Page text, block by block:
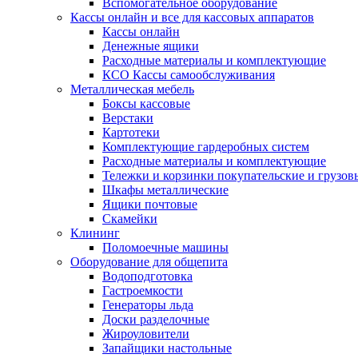
Вспомогательное оборудование
Кассы онлайн и все для кассовых аппаратов
Кассы онлайн
Денежные ящики
Расходные материалы и комплектующие
КСО Кассы самообслуживания
Металлическая мебель
Боксы кассовые
Верстаки
Картотеки
Комплектующие гардеробных систем
Расходные материалы и комплектующие
Тележки и корзинки покупательские и
Шкафы металлические
Ящики почтовые
Скамейки
Клининг
Поломоечные машины
Оборудование для общепита
Водоподготовка
Гастроемкости
Генераторы льда
Доски разделочные
Жироуловители
Запайщики настольные